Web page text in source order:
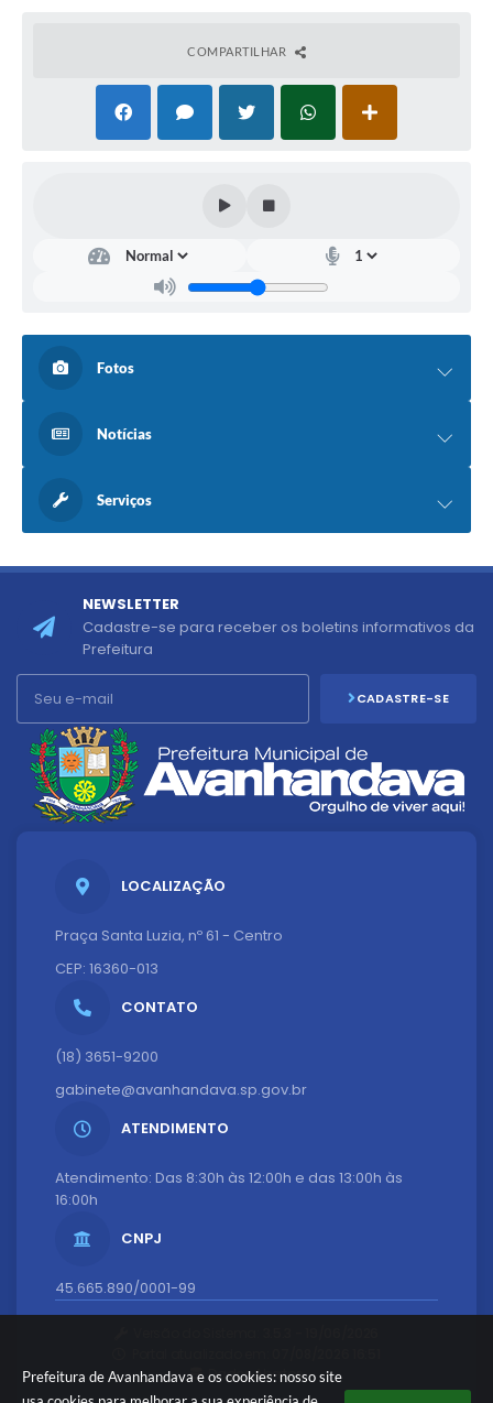
Prefeitura de Avanhandava e os cookies: nosso site
COMPARTILHAR
Fotos
Notícias
Serviços
LOCALIZAÇÃO
Praça Santa Luzia, nº 61 - Centro
CEP: 16360-013
CONTATO
(18) 3651-9200
gabinete@avanhandava.sp.gov.br
ATENDIMENTO
Atendimento: Das 8:30h às 12:00h e das 13:00h às
16:00h
CNPJ
45.665.890/0001-99
Dados Abertos
NEWSLETTER
Cadastre-se para receber os boletins informativos da
Prefeitura
CADASTRE-SE